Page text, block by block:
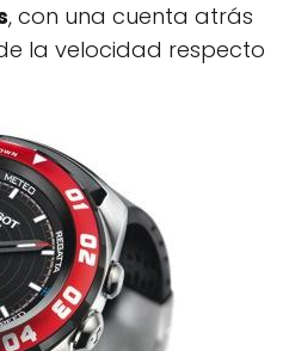
, con una cuenta atrás
la velocidad respecto